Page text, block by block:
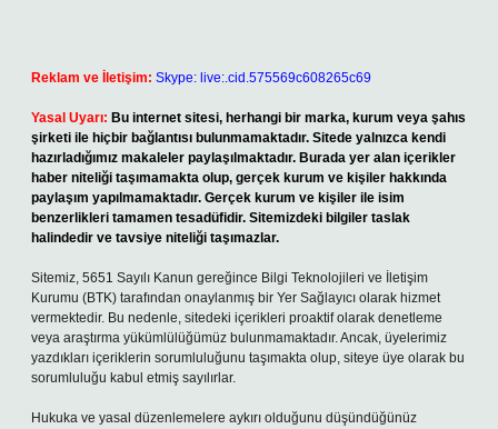
Reklam ve İletişim: Skype: live:.cid.575569c608265c69
Yasal Uyarı: Bu internet sitesi, herhangi bir marka, kurum veya şahıs
şirketi ile hiçbir bağlantısı bulunmamaktadır. Sitede yalnızca kendi
hazırladığımız makaleler paylaşılmaktadır. Burada yer alan içerikler
haber niteliği taşımamakta olup, gerçek kurum ve kişiler hakkında
paylaşım yapılmamaktadır. Gerçek kurum ve kişiler ile isim
benzerlikleri tamamen tesadüfidir. Sitemizdeki bilgiler taslak
halindedir ve tavsiye niteliği taşımazlar.
Sitemiz, 5651 Sayılı Kanun gereğince Bilgi Teknolojileri ve İletişim
Kurumu (BTK) tarafından onaylanmış bir Yer Sağlayıcı olarak hizmet
vermektedir. Bu nedenle, sitedeki içerikleri proaktif olarak denetleme
veya araştırma yükümlülüğümüz bulunmamaktadır. Ancak, üyelerimiz
yazdıkları içeriklerin sorumluluğunu taşımakta olup, siteye üye olarak bu
sorumluluğu kabul etmiş sayılırlar.
Hukuka ve yasal düzenlemelere aykırı olduğunu düşündüğünüz